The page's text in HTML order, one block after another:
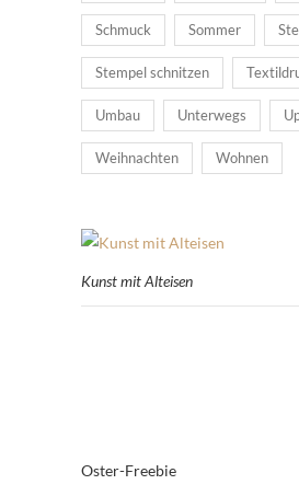
Schmuck Sommer
Stempel schnitzen
Umbau Unterwegs
Weihnachten Wohnen
Kunst mit Alteisen
Oster-Freebie